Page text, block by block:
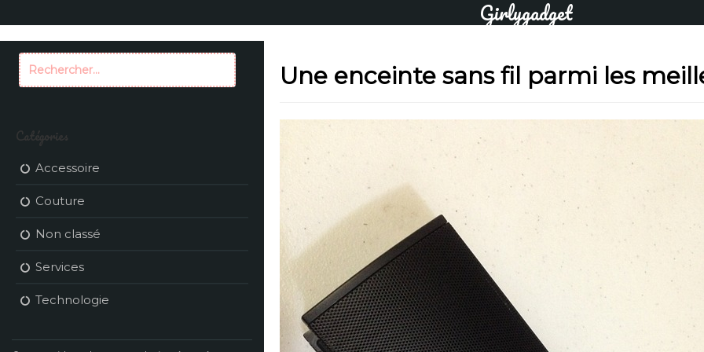
au
contenu
Girlygadget
Une enceinte sans fil parmi les
Rechercher :
Catégories
Accessoire
Couture
Non classé
Services
Technologie